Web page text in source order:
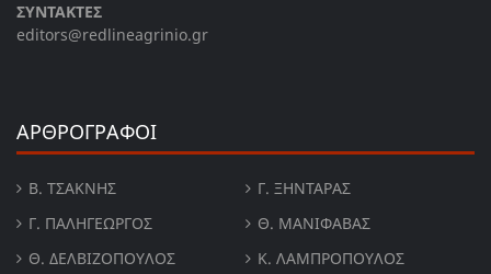
ΣΥΝΤΑΚΤΕΣ
editors@redlineagrinio.gr
ΑΡΘΡΟΓΡΑΦΟΙ
Β. ΤΣΆΚΝΗΣ
Γ. ΞΗΝΤΆΡΑΣ
Γ. ΠΑΛΗΓΕΏΡΓΟΣ
Θ. ΜΑΝΙΦΑΒΑΣ
Θ. ΔΕΛΒΙΖΌΠΟΥΛΟΣ
Κ. ΛΑΜΠΡΟΠΟΥΛΟΣ